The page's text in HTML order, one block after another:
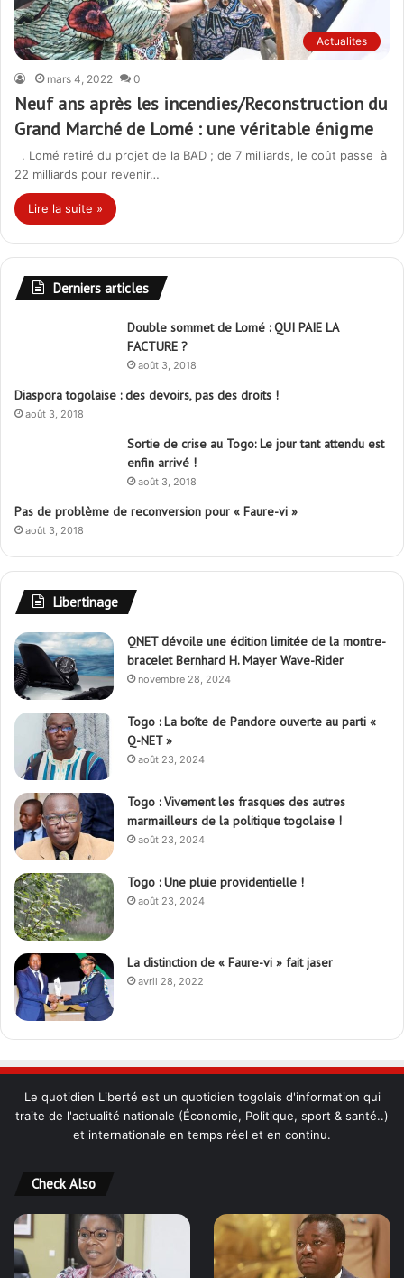
Actualites
mars 4, 2022 0
Neuf ans après les incendies/Reconstruction du
Grand Marché de Lomé : une véritable énigme
. Lomé retiré du projet de la BAD ; de 7 milliards, le coût passe à
22 milliards pour revenir…
Lire la suite »
Derniers articles
Double sommet de Lomé : QUI PAIE LA
FACTURE ?
août 3, 2018
Diaspora togolaise : des devoirs, pas des droits !
août 3, 2018
Sortie de crise au Togo: Le jour tant attendu est
enfin arrivé !
août 3, 2018
Pas de problème de reconversion pour « Faure-vi »
août 3, 2018
Libertinage
QNET dévoile une édition limitée de la montre-
bracelet Bernhard H. Mayer Wave-Rider
novembre 28, 2024
Togo : La boîte de Pandore ouverte au parti «
Q-NET »
août 23, 2024
Togo : Vivement les frasques des autres
marmailleurs de la politique togolaise !
août 23, 2024
Togo : Une pluie providentielle !
août 23, 2024
La distinction de « Faure-vi » fait jaser
avril 28, 2022
Le quotidien Liberté est un quotidien togolais d'information qui
traite de l'actualité nationale (Économie, Politique, sport & santé..)
et internationale en temps réel et en continu.
Check Also